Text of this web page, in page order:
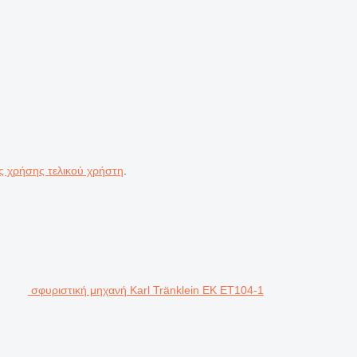
χρήσης τελικού χρήστη
σφυριστική μηχανή Karl Tränklein EK ET104-1